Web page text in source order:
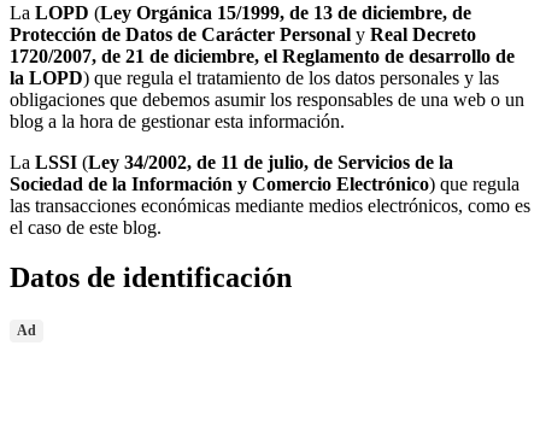
La LOPD (Ley Orgánica 15/1999, de 13 de diciembre, de
Protección de Datos de Carácter Personal y Real Decreto
1720/2007, de 21 de diciembre, el Reglamento de desarrollo de
la LOPD) que regula el tratamiento de los datos personales y las
obligaciones que debemos asumir los responsables de una web o un
blog a la hora de gestionar esta información.
La LSSI (Ley 34/2002, de 11 de julio, de Servicios de la
Sociedad de la Información y Comercio Electrónico) que regula
las transacciones económicas mediante medios electrónicos, como es
el caso de este blog.
Datos de identificación
Ad